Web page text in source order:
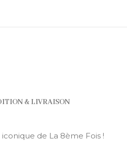
& LIVRAISON
de La 8ème Fois !